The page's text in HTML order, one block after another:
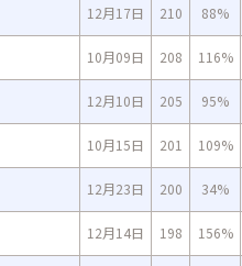
12月17日 210 88%
10月09日 208 116%
12月10日 205 95%
10月15日 201 109%
12月23日 200 34%
12月14日 198 156%